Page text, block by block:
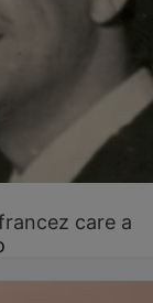
care a